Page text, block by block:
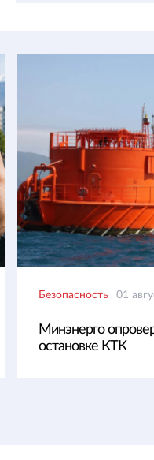
Безопасность 01
Минэнерго
остановке КТК